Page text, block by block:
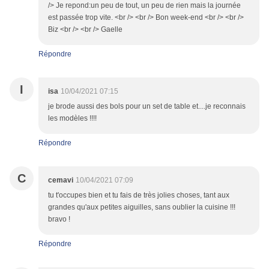
/> Je repond:un peu de tout, un peu de rien mais la journée
est passée trop vite. <br /> <br /> Bon week-end <br /> <br />
Biz <br /> <br /> Gaelle
Répondre
I isa 10/04/2021 07:15
je brode aussi des bols pour un set de table et....je reconnais
les modèles !!!!
Répondre
C cemavi 10/04/2021 07:09
tu t'occupes bien et tu fais de très jolies choses, tant aux
grandes qu'aux petites aiguilles, sans oublier la cuisine !!!
bravo !
Répondre